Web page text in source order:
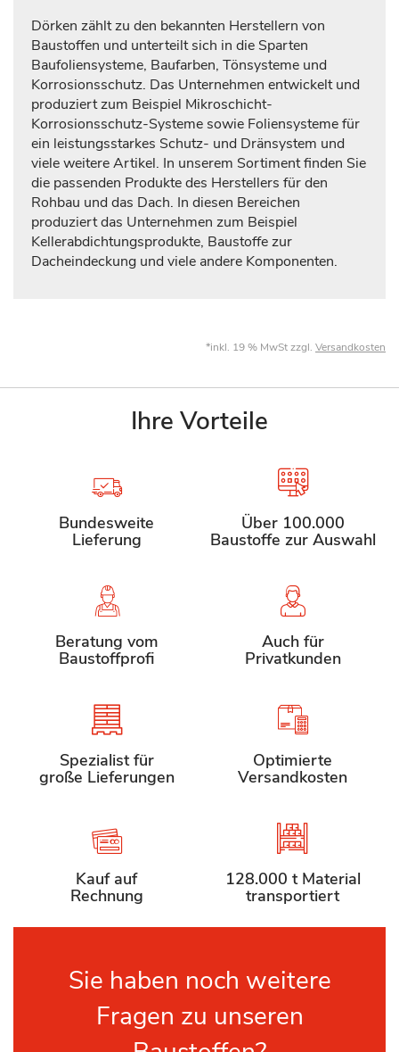
Dörken zählt zu den bekannten Herstellern von
Baustoffen und unterteilt sich in die Sparten
Baufoliensysteme, Baufarben, Tönsysteme und
Korrosionsschutz. Das Unternehmen entwickelt und
produziert zum Beispiel Mikroschicht-
Korrosionsschutz-Systeme sowie Foliensysteme für
ein leistungsstarkes Schutz- und Dränsystem und
viele weitere Artikel. In unserem Sortiment finden Sie
die passenden Produkte des Herstellers für den
Rohbau und das Dach. In diesen Bereichen
produziert das Unternehmen zum Beispiel
Kellerabdichtungsprodukte, Baustoffe zur
Dacheindeckung und viele andere Komponenten.
*inkl. 19 % MwSt zzgl. Versandkosten
Ihre Vorteile
Bundesweite
Lieferung
Über 100.000
Baustoffe zur Auswahl
Beratung vom
Baustoffprofi
Auch für
Privatkunden
Spezialist für
große Lieferungen
Optimierte
Versandkosten
Kauf auf
Rechnung
128.000 t Material
transportiert
Sie haben noch weitere
Fragen zu unseren